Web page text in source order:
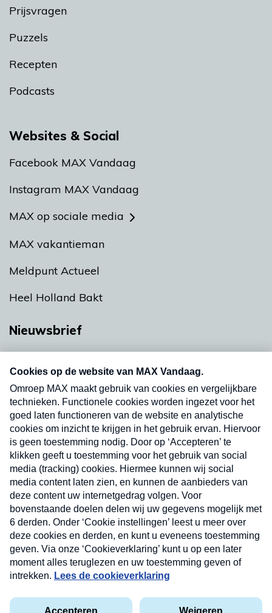
Prijsvragen
Puzzels
Recepten
Podcasts
Websites & Social
Facebook MAX Vandaag
Instagram MAX Vandaag
MAX op sociale media
MAX vakantieman
Meldpunt Actueel
Heel Holland Bakt
Nieuwsbrief
nieuwsbrief. Elke vrijdag- en dinsdagochtend in
uw mailbox.
Verzend
Privacyverklaring
Cookieverklaring
Nieuwsbrief
Neem hier een gratis abonnement op onze
nieuwsbrief. Elke vrijdag- en dinsdagochtend in uw